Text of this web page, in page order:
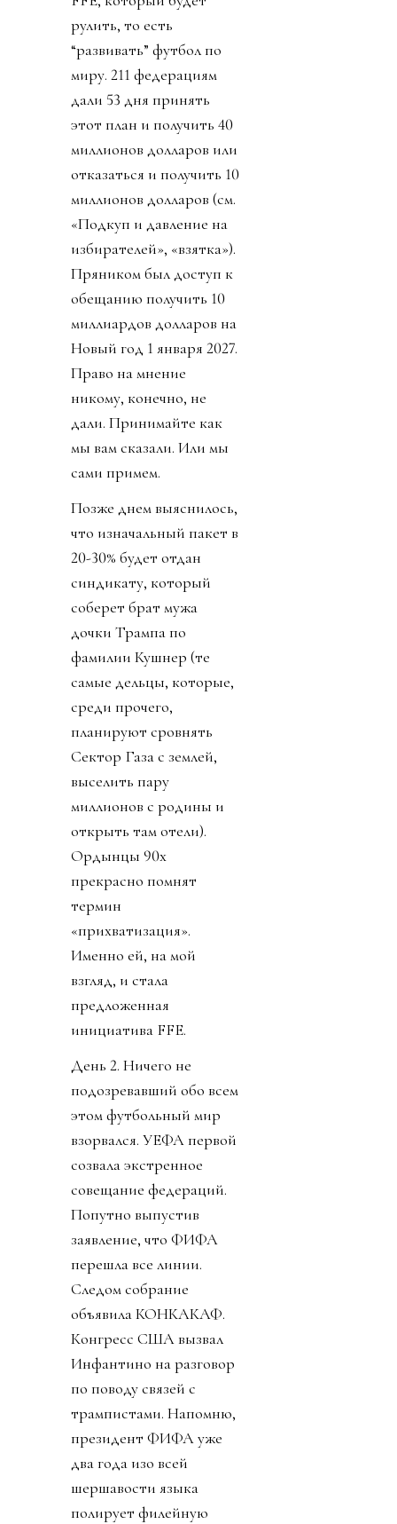
рулить, то есть
“развивать” футбол по
миру. 211 федерациям
дали 53 дня принять
этот план и получить 40
миллионов долларов или
отказаться и получить 10
миллионов долларов (см.
«Подкуп и давление на
избирателей», «взятка»).
Пряником был доступ к
обещанию получить 10
миллиардов долларов на
Новый год 1 января 2027.
Право на мнение
никому, конечно, не
дали. Принимайте как
мы вам сказали. Или мы
сами примем.
Позже днем выяснилось,
что изначальный пакет в
20-30% будет отдан
синдикату, который
соберет брат мужа
дочки Трампа по
фамилии Кушнер (те
самые дельцы, которые,
среди прочего,
планируют сровнять
Сектор Газа с землей,
выселить пару
миллионов с родины и
открыть там отели).
Ордынцы 90х
прекрасно помнят
термин
«прихватизация».
Именно ей, на мой
взгляд, и стала
предложенная
инициатива FFE.
День 2. Ничего не
подозревавший обо всем
этом футбольный мир
взорвался. УЕФА первой
созвала экстренное
совещание федераций.
Попутно выпустив
заявление, что ФИФА
перешла все линии.
Следом собрание
объявила КОНКАКАФ.
Конгресс США вызвал
Инфантино на разговор
по поводу связей с
трампистами. Напомню,
президент ФИФА уже
два года изо всей
шершавости языка
полирует филейную